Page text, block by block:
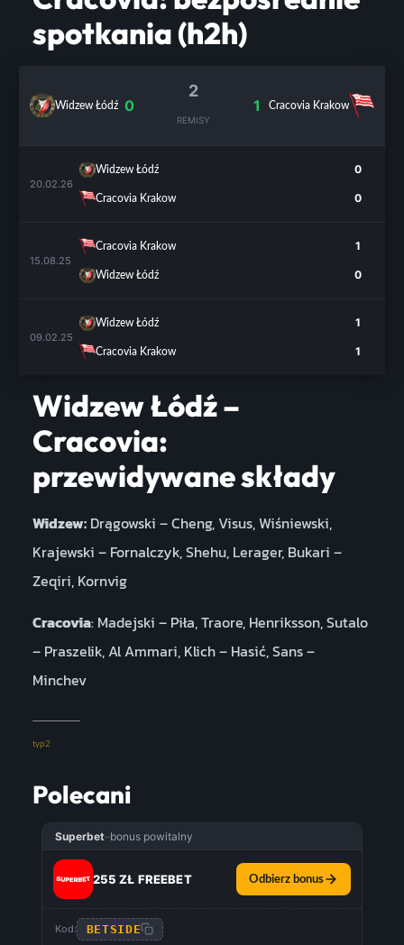
spotkania (h2h)
Widzew Łódź 0
2
REMISY
1 Cracovia Krakow
20.02.26
Widzew Łódź
Cracovia Krakow
0
0
15.08.25
Cracovia Krakow
Widzew Łódź
1
0
09.02.25
Widzew Łódź
Cracovia Krakow
1
1
Widzew Łódź –
Cracovia:
przewidywane składy
Widzew:Drągowski – Cheng, Visus, Wiśniewski,
Krajewski – Fornalczyk, Shehu, Lerager, Bukari –
Zeqiri, Kornvig
Cracovia: Madejski – Piła, Traore, Henriksson, Sutalo
– Praszelik, Al Ammari, Klich – Hasić, Sans –
Minchev
typ2
Polecani
Superbet–bonus powitalny
255 ZŁ FREEBET Odbierz bonus
Kod: BETSIDE